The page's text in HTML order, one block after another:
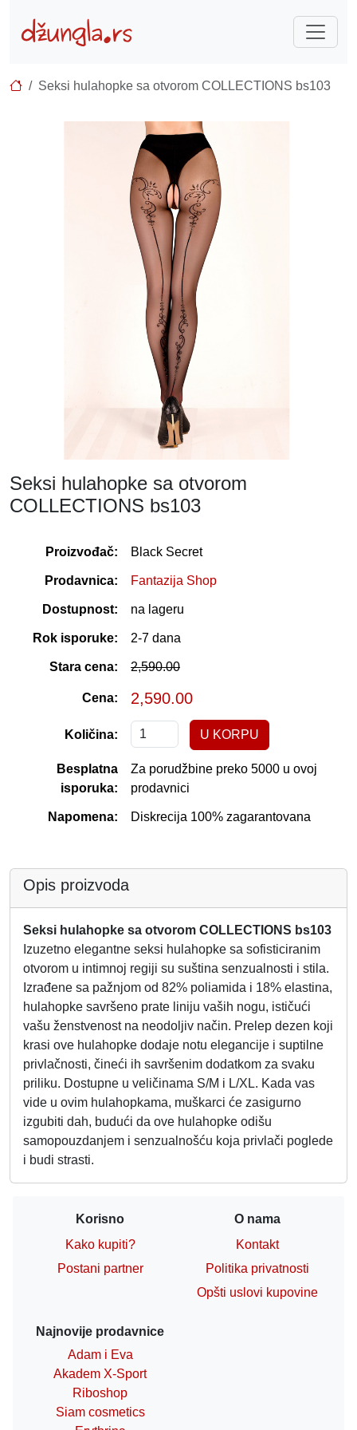
Seksi hulahopke sa otvorom COLLECTIONS bs103
Seksi hulahopke sa otvorom
COLLECTIONS bs103
Proizvođač: Black Secret
Prodavnica: Fantazija Shop
Dostupnost: na lageru
Rok isporuke: 2-7 dana
Stara cena: 2,590.00
Cena: 2,590.00
Količina:
Besplatna
isporuka:
Za porudžbine preko 5000 u ovoj
prodavnici
Napomena: Diskrecija 100% zagarantovana
Opis proizvoda
Seksi hulahopke sa otvorom COLLECTIONS bs103
Izuzetno elegantne seksi hulahopke sa sofisticiranim
otvorom u intimnoj regiji su suština senzualnosti i stila.
Izrađene sa pažnjom od 82% poliamida i 18% elastina,
hulahopke savršeno prate liniju vaših nogu, ističući
vašu ženstvenost na neodoljiv način. Prelep dezen koji
krasi ove hulahopke dodaje notu elegancije i suptilne
privlačnosti, čineći ih savršenim dodatkom za svaku
priliku. Dostupne u veličinama S/M i L/XL. Kada vas
vide u ovim hulahopkama, muškarci će zasigurno
izgubiti dah, budući da ove hulahopke odišu
samopouzdanjem i senzualnošću koja privlači poglede
i budi strasti.
Korisno
Kako kupiti?
Postani partner
O nama
Kontakt
Politika privatnosti
Opšti uslovi kupovine
Najnovije prodavnice
Adam i Eva
Akadem X-Sport
Riboshop
Siam cosmetics